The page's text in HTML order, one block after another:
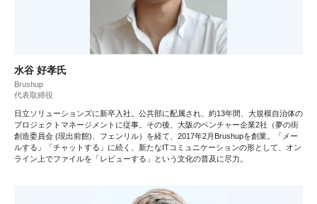
水谷 好孝氏
Brushup
代表取締役
日立ソリューションズに新卒入社。公共部に配属され、約13年間、大規模自治体の
プロジェクトマネージメントに従事。その後、大阪のベンチャー企業2社（夢の街
創造委員会 (現出前館)、フェンリル）を経て、2017年2月Brushupを創業。「メー
ルする」「チャットする」に続く、新たなITコミュニケーションの形として、オン
ライン上でファイルを「レビューする」という文化の普及に尽力。